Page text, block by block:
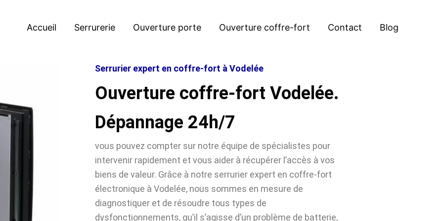
Accueil Serrurerie Ouverture porte Ouverture coffre-fort Contact Blog
Serrurier expert en coffre-fort à Vodelée
Ouverture coffre-fort Vodelée.
Dépannage 24h/7
vous pouvez compter sur notre équipe de spécialistes pour
intervenir rapidement et vous aider à récupérer l’accès à vos
biens de valeur. Grâce à notre serrurier expert en coffre-fort
électronique à Vodelée, nous sommes en mesure de
diagnostiquer et de résoudre tous types de
dysfonctionnements, qu’il s’agisse d’un problème de batterie,